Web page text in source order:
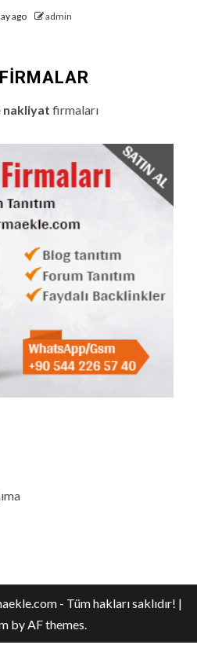
ago admin
nakliyat firmaları
- Tüm hakları saklıdır! |
by AF themes.